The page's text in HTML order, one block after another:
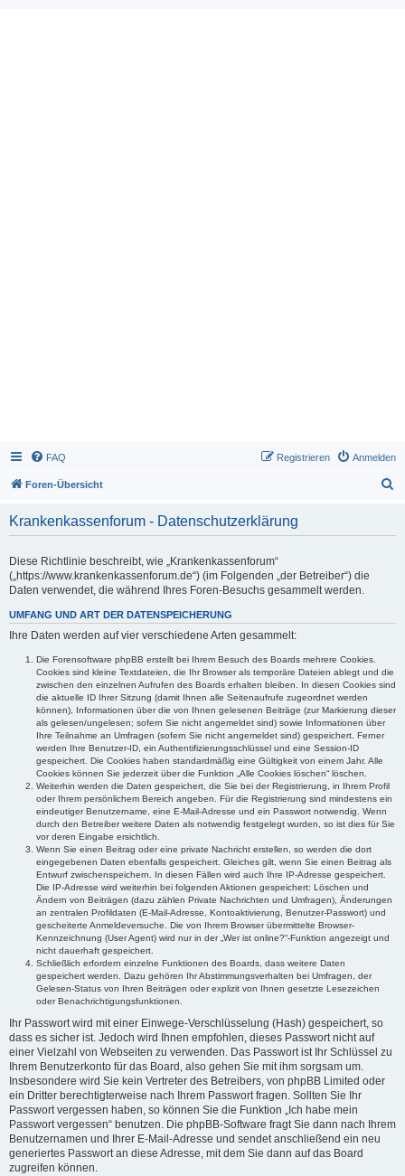
FAQ Anmelden
Registrieren
Foren-Übersicht
Krankenkassenforum - Datenschutzerklärung
Diese Richtlinie beschreibt, wie „Krankenkassenforum“
(„https://www.krankenkassenforum.de“) (im Folgenden „der Betreiber“) die
Daten verwendet, die während Ihres Foren-Besuchs gesammelt werden.
UMFANG UND ART DER DATENSPEICHERUNG
Ihre Daten werden auf vier verschiedene Arten gesammelt:
Die Forensoftware phpBB erstellt bei Ihrem Besuch des Boards mehrere Cookies.
Cookies sind kleine Textdateien, die Ihr Browser als temporäre Dateien ablegt und die
zwischen den einzelnen Aufrufen des Boards erhalten bleiben. In diesen Cookies sind
die aktuelle ID Ihrer Sitzung (damit Ihnen alle Seitenaufrufe zugeordnet werden
können), Informationen über die von Ihnen gelesenen Beiträge (zur Markierung dieser
als gelesen/ungelesen; sofern Sie nicht angemeldet sind) sowie Informationen über
Ihre Teilnahme an Umfragen (sofern Sie nicht angemeldet sind) gespeichert. Ferner
werden Ihre Benutzer-ID, ein Authentifizierungsschlüssel und eine Session-ID
gespeichert. Die Cookies haben standardmäßig eine Gültigkeit von einem Jahr. Alle
Cookies können Sie jederzeit über die Funktion „Alle Cookies löschen“ löschen.
Weiterhin werden die Daten gespeichert, die Sie bei der Registrierung, in Ihrem Profil
oder Ihrem persönlichem Bereich angeben. Für die Registrierung sind mindestens ein
eindeutiger Benutzername, eine E-Mail-Adresse und ein Passwort notwendig. Wenn
durch den Betreiber weitere Daten als notwendig festgelegt wurden, so ist dies für Sie
vor deren Eingabe ersichtlich.
Wenn Sie einen Beitrag oder eine private Nachricht erstellen, so werden die dort
eingegebenen Daten ebenfalls gespeichert. Gleiches gilt, wenn Sie einen Beitrag als
Entwurf zwischenspeichern. In diesen Fällen wird auch Ihre IP-Adresse gespeichert.
Die IP-Adresse wird weiterhin bei folgenden Aktionen gespeichert: Löschen und
Ändern von Beiträgen (dazu zählen Private Nachrichten und Umfragen), Änderungen
an zentralen Profildaten (E-Mail-Adresse, Kontoaktivierung, Benutzer-Passwort) und
gescheiterte Anmeldeversuche. Die von Ihrem Browser übermittelte Browser-
Kennzeichnung (User Agent) wird nur in der „Wer ist online?“-Funktion angezeigt und
nicht dauerhaft gespeichert.
Schließlich erfordern einzelne Funktionen des Boards, dass weitere Daten
gespeichert werden. Dazu gehören Ihr Abstimmungsverhalten bei Umfragen, der
Gelesen-Status von Ihren Beiträgen oder explizit von Ihnen gesetzte Lesezeichen
oder Benachrichtigungsfunktionen.
Ihr Passwort wird mit einer Einwege-Verschlüsselung (Hash) gespeichert, so
dass es sicher ist. Jedoch wird Ihnen empfohlen, dieses Passwort nicht auf
einer Vielzahl von Webseiten zu verwenden. Das Passwort ist Ihr Schlüssel zu
Ihrem Benutzerkonto für das Board, also gehen Sie mit ihm sorgsam um.
Insbesondere wird Sie kein Vertreter des Betreibers, von phpBB Limited oder
ein Dritter berechtigterweise nach Ihrem Passwort fragen. Sollten Sie Ihr
Passwort vergessen haben, so können Sie die Funktion „Ich habe mein
Passwort vergessen“ benutzen. Die phpBB-Software fragt Sie dann nach Ihrem
Benutzernamen und Ihrer E-Mail-Adresse und sendet anschließend ein neu
generiertes Passwort an diese Adresse, mit dem Sie dann auf das Board
zugreifen können.